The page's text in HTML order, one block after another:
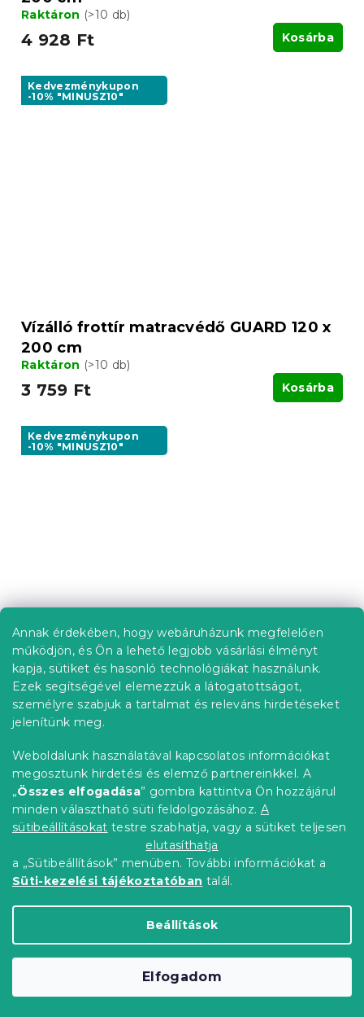
Annak érdekében, hogy webáruházunk megfelelően
működjön, és Ön a lehető legjobb vásárlási élményt
kapja, sütiket és hasonló technológiákat használunk.
Ezek segítségével elemezzük a látogatottságot,
személyre szabjuk a tartalmat és releváns hirdetéseket
jelenítünk meg.
Weboldalunk használatával kapcsolatos információkat
megosztunk hirdetési és elemző partnereinkkel. A
„Összes elfogadása” gombra kattintva Ön hozzájárul
minden választható süti feldolgozásához. A
sütibeállításokat testre szabhatja, vagy a sütiket teljesen
elutasíthatja
a „Sütibeállítások” menüben. További információkat a
Süti-kezelési tájékoztatóban talál.
Beállítások
Elfogadom
Raktáron (>10 db)
4 928 Ft Kosárba
Kedvezménykupon
-10% "MINUSZ10"
Vízálló frottír matracvédő GUARD 120 x
200 cm
Raktáron (>10 db)
3 759 Ft Kosárba
Kedvezménykupon
-10% "MINUSZ10"
Vízálló frottír matracvédő GUARD 80 x
160 cm
Raktáron (>10 db)
Kedvezménykupon
-10% "MINUSZ10"